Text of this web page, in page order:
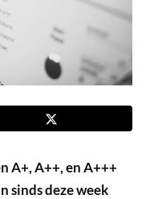
A+, A++, en A+++
sinds deze week